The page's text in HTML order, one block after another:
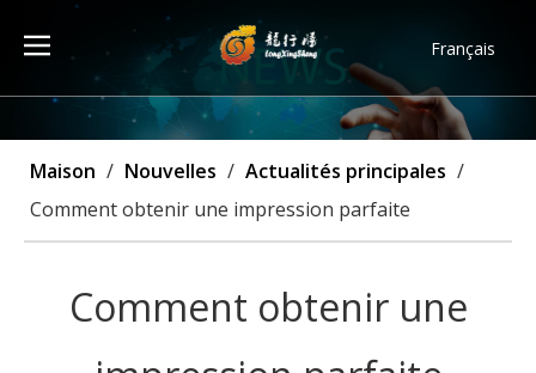
Français
Türk dili
ไทย
Pусский
Maison / Nouvelles / Actualités principales /
Comment obtenir une impression parfaite
Comment obtenir une